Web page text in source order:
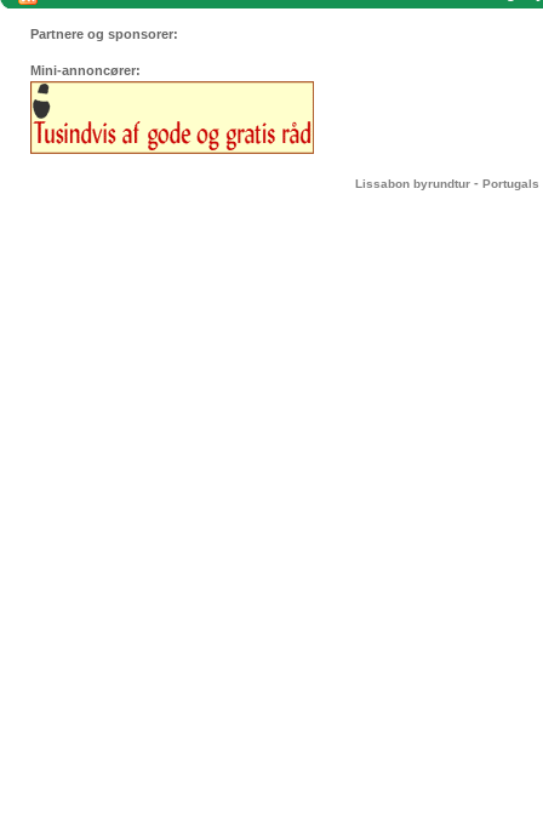
Partnere og sponsorer:
Mini-annoncører:
Lissabon byrundtur - Portugals